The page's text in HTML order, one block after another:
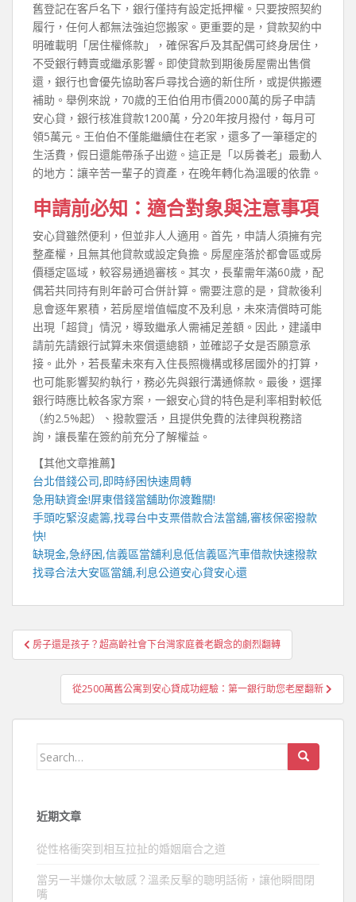
舊登記在客戶名下，銀行僅持有設定抵押權。只要按照契約
履行，任何人都無法強迫您搬家。更重要的是，貸款契約中
明確載明「居住權條款」，確保客戶及其配偶可終身居住，
不受銀行轉賣或繼承影響。即使貸款到期後房屋需出售償
還，銀行也會優先協助客戶尋找合適的新住所，或提供搬遷
補助。舉例來說，70歲的王伯伯用市價2000萬的房子申請
安心貸，銀行核准貸款1200萬，分20年按月撥付，每月可
領5萬元。王伯伯不僅能繼續住在老家，還多了一筆穩定的
生活費，假日還能帶孫子出遊。這正是「以房養老」最動人
的地方：讓辛苦一輩子的資產，在晚年轉化為溫暖的依靠。
申請前必知：適合對象與注意事項
安心貸雖然便利，但並非人人適用。首先，申請人須擁有完
整產權，且無其他貸款或設定負擔。房屋座落於都會區或房
價穩定區域，較容易通過審核。其次，長輩需年滿60歲，配
偶若共同持有則年齡可合併計算。需要注意的是，貸款後利
息會逐年累積，若房屋增值幅度不及利息，未來清償時可能
出現「超貸」情況，導致繼承人需補足差額。因此，建議申
請前先請銀行試算未來償還總額，並確認子女是否願意承
接。此外，若長輩未來有入住長照機構或移居國外的打算，
也可能影響契約執行，務必先與銀行溝通條款。最後，選擇
銀行時應比較各家方案，一銀安心貸的特色是利率相對較低
（約2.5%起）、撥款靈活，且提供免費的法律與稅務諮
詢，讓長輩在簽約前充分了解權益。
【其他文章推薦】
台北借錢公司,即時紓困快速周轉
急用缺資金!屏東借錢當舖助你渡難關!
手頭吃緊沒處籌,找尋台中支票借款合法當舖,審核保密撥款
快!
缺現金,急紓困,信義區當舖利息低信義區汽車借款快速撥款
找尋合法大安區當舖,利息公道安心貸安心還
文
章
房子還是孩子？超高齡社會下台灣家庭養老觀念的劇烈翻轉
從2500萬舊公寓到安心貸成功經驗：第一銀行助您老屋翻新
Search
近期文章
從性格衝突到相互拉扯的婚姻磨合之道
當另一半嫌你太敏感？溫柔反擊的聰明話術，讓他瞬間閉
嘴